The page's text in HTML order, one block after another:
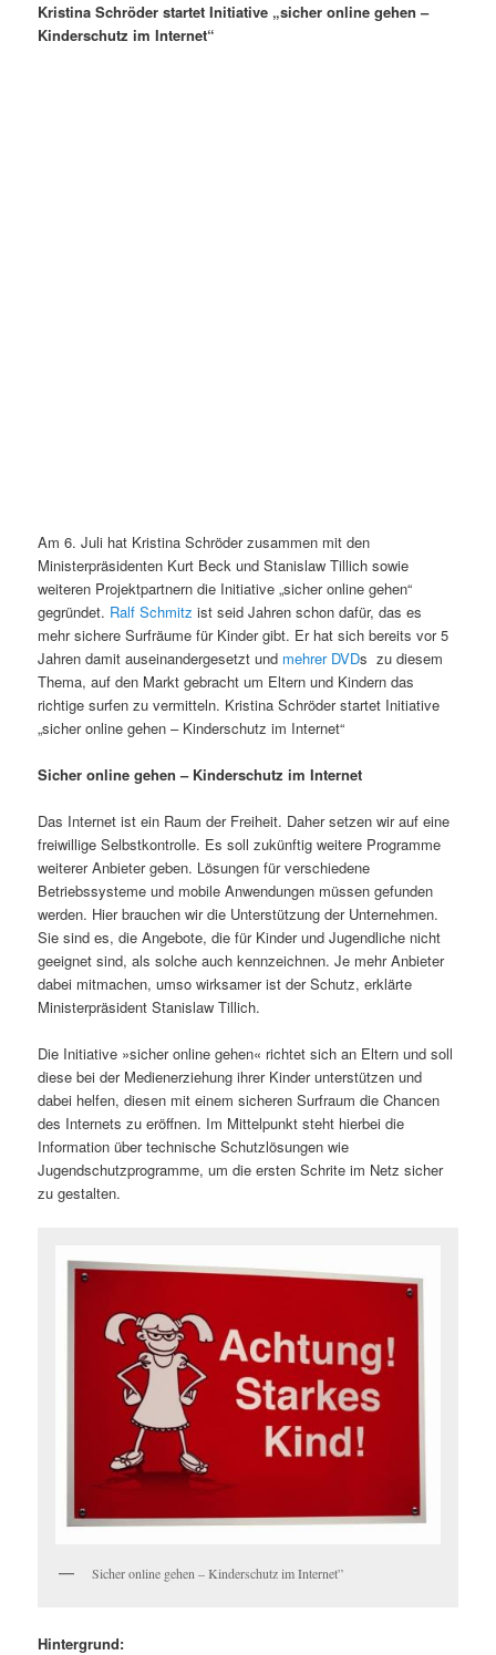
Kristina Schröder startet Initiative „sicher online gehen –
Kinderschutz im Internet“
Am 6. Juli hat Kristina Schröder zusammen mit den
Ministerpräsidenten Kurt Beck und Stanislaw Tillich sowie
weiteren Projektpartnern die Initiative „sicher online gehen“
gegründet. Ralf Schmitz ist seid Jahren schon dafür, das es
mehr sichere Surfräume für Kinder gibt. Er hat sich bereits vor 5
Jahren damit auseinandergesetzt und mehrer DVDs zu diesem
Thema, auf den Markt gebracht um Eltern und Kindern das
richtige surfen zu vermitteln. Kristina Schröder startet Initiative
„sicher online gehen – Kinderschutz im Internet“
Sicher online gehen – Kinderschutz im Internet
Das Internet ist ein Raum der Freiheit. Daher setzen wir auf eine
freiwillige Selbstkontrolle. Es soll zukünftig weitere Programme
weiterer Anbieter geben. Lösungen für verschiedene
Betriebssysteme und mobile Anwendungen müssen gefunden
werden. Hier brauchen wir die Unterstützung der Unternehmen.
Sie sind es, die Angebote, die für Kinder und Jugendliche nicht
geeignet sind, als solche auch kennzeichnen. Je mehr Anbieter
dabei mitmachen, umso wirksamer ist der Schutz, erklärte
Ministerpräsident Stanislaw Tillich.
Die Initiative »sicher online gehen« richtet sich an Eltern und soll
diese bei der Medienerziehung ihrer Kinder unterstützen und
dabei helfen, diesen mit einem sicheren Surfraum die Chancen
des Internets zu eröffnen. Im Mittelpunkt steht hierbei die
Information über technische Schutzlösungen wie
Jugendschutzprogramme, um die ersten Schrite im Netz sicher
zu gestalten.
Sicher online gehen – Kinderschutz im Internet”
Hintergrund: